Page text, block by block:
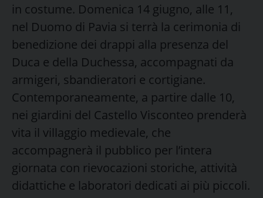
in costume. Domenica 14 giugno, alle 11,
nel Duomo di Pavia si terrà la cerimonia di
benedizione dei drappi alla presenza del
Duca e della Duchessa, accompagnati da
armigeri, sbandieratori e cortigiane.
Contemporaneamente, a partire dalle 10,
nei giardini del Castello Visconteo prenderà
vita il villaggio medievale, che
accompagnerà il pubblico per l’intera
giornata con rievocazioni storiche, attività
didattiche e laboratori dedicati ai più piccoli.